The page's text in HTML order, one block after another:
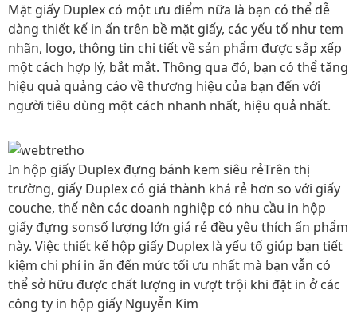
Mặt giấy Duplex có một ưu điểm nữa là bạn có thể dễ
dàng thiết kế in ấn trên bề mặt giấy, các yếu tố như tem
nhãn, logo, thông tin chi tiết về sản phẩm được sắp xếp
một cách hợp lý, bắt mắt. Thông qua đó, bạn có thể tăng
hiệu quả quảng cáo về thương hiệu của bạn đến với
người tiêu dùng một cách nhanh nhất, hiệu quả nhất.
In hộp giấy Duplex đựng bánh kem siêu rẻTrên thị
trường, giấy Duplex có giá thành khá rẻ hơn so với giấy
couche, thế nên các doanh nghiệp có nhu cầu in hộp
giấy đựng sonsố lượng lớn giá rẻ đều yêu thích ấn phẩm
này. Việc thiết kế hộp giấy Duplex là yếu tố giúp bạn tiết
kiệm chi phí in ấn đến mức tối ưu nhất mà bạn vẫn có
thể sở hữu được chất lượng in vượt trội khi đặt in ở các
công ty in hộp giấy Nguyễn Kim